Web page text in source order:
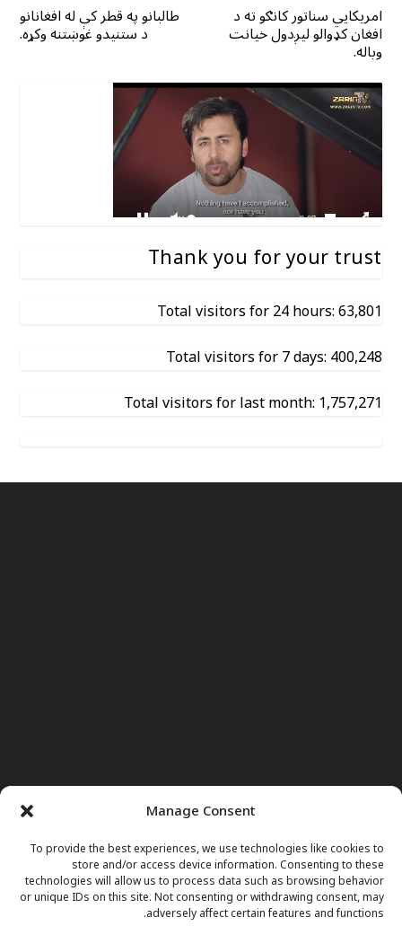
Manage Consent
To provide the best experiences, we use technologies like cookies to
store and/or access device information. Consenting to these
technologies will allow us to process data such as browsing behavior
or unique IDs on this site. Not consenting or withdrawing consent, may
adversely affect certain features and functions.
طالبانو په قطر کې له افغانانو
د ستنیدو غوښتنه وکړه.
امریکایي سناتور کانګو ته د
افغان کډوالو لیږدول خیانت
وباله.
Thank you for your trust
Total visitors for 24 hours: 63,801
Total visitors for 7 days: 400,248
Total visitors for last month: 1,757,271